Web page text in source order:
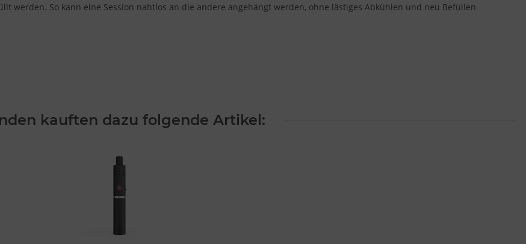
werden. So kann eine Session nahtlos an die andere angehängt werden, ohne lästiges Abkühlen und neu Befüllen
kauften dazu folgende Artikel: